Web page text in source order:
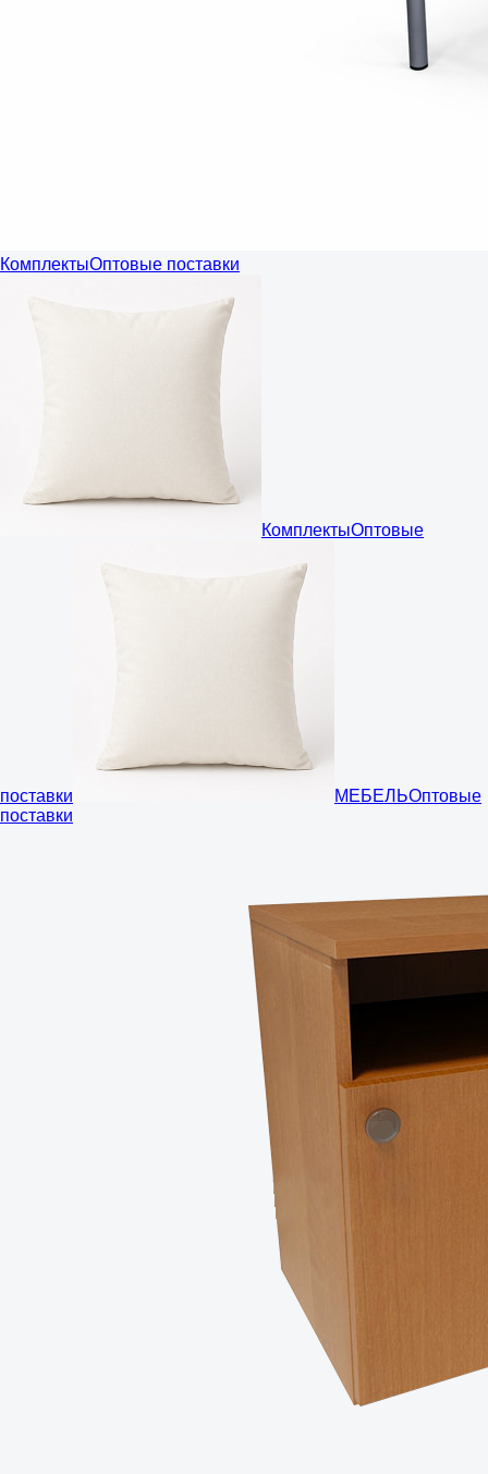
КомплектыОптовые поставки
КомплектыОптовые
поставки МЕБЕЛЬОптовые
поставки